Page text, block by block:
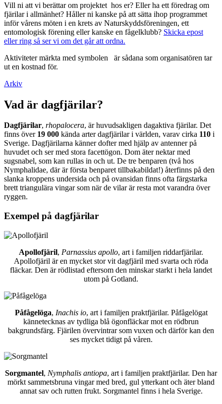
Vill ni att vi berättar om projektet hos er? Eller ha ett föredrag om
fjärilar i allmänhet? Håller ni kanske på att sätta ihop programmet
inför vårens möten i en krets av Naturskyddsföreningen, ett
entomologisk förening eller kanske en fågelklubb? Skicka epost
eller ring så ser vi om det går att ordna.
Aktiviteter märkta med symbolen
är sådana som organisatören tar
ut en kostnad för.
Arkiv
Vad är dagfjärilar?
Dagfjärilar, rhopalocera, är huvudsakligen dagaktiva fjärilar. Det
finns över 19 000 kända arter dagfjärilar i världen, varav cirka 110 i
Sverige. Dagfjärilarna känner dofter med hjälp av antenner på
huvudet och ser med stora facettögon. Dom äter nektar med
sugsnabel, som kan rullas in och ut. De tre benparen (två hos
Nymphalidae, där är första benparet tillbakabildat!) återfinns på den
slanka kroppens undersida och på ovansidan finns ofta färgstarka
brett triangulära vingar som när de vilar är resta mot varandra över
ryggen.
Exempel på dagfjärilar
Apollofjäril, Parnassius apollo, art i familjen riddarfjärilar.
Apollofjäril är en mycket stor vit dagfjäril med svarta och röda
fläckar. Den är rödlistad eftersom den minskar starkt i hela landet
utom på Gotland.
Påfågelöga, Inachis io, art i familjen praktfjärilar. Påfågelögat
kännetecknas av tydliga blå ögonfläckar mot en rödbrun
bakgrundsfärg. Fjärilen övervintrar som vuxen och därför kan den
ses mycket tidigt på våren.
Sorgmantel, Nymphalis antiopa, art i familjen praktfjärilar. Den har
mörkt sammetsbruna vingar med bred, gul ytterkant och äter bland
annat sav och rutten frukt. Sorgmantel finns i hela Sverige.